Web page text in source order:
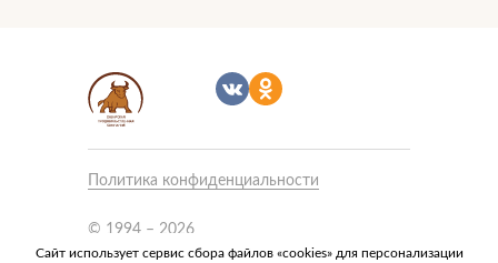
Связаться с нами
Политика конфиденциальности
© 1994 – 2026
ООО «Сибирская продовольственная
Сайт использует сервис сбора файлов «cookies» для персонализации